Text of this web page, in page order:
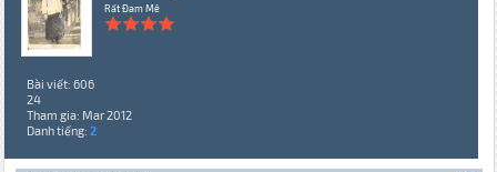
Rất Đam Mê
Bài viết: 606
24
Tham gia: Mar 2012
Danh tiếng: 2